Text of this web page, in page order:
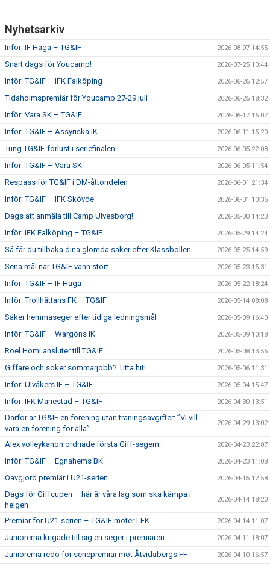
Nyhetsarkiv
Inför: IF Haga – TG&IF 2026-08-07 14:55
Snart dags för Youcamp! 2026-07-25 10:44
Inför: TG&IF – IFK Falköping 2026-06-26 12:57
TIdaholmspremiär för Youcamp 27-29 juli 2026-06-25 18:32
Inför: Vara SK – TG&IF 2026-06-17 16:07
Inför: TG&IF – Assyriska IK 2026-06-11 15:20
Tung TG&IF-förlust i seriefinalen 2026-06-05 22:08
Inför: TG&IF – Vara SK 2026-06-05 11:54
Respass för TG&IF i DM-åttondelen 2026-06-01 21:34
Inför: TG&IF – IFK Skövde 2026-06-01 10:35
Dags att anmäla till Camp Ulvesborg! 2026-05-30 14:23
Inför: IFK Falköping – TG&IF 2026-05-29 14:24
Så får du tillbaka dina glömda saker efter Klassbollen 2026-05-25 14:59
Sena mål när TG&IF vann stort 2026-05-23 15:31
Inför: TG&IF – IF Haga 2026-05-22 18:24
Inför: Trollhättans FK – TG&IF 2026-05-14 08:08
Säker hemmaseger efter tidiga ledningsmål 2026-05-09 16:40
Inför: TG&IF – Wargöns IK 2026-05-09 10:18
Roel Homi ansluter till TG&IF 2026-05-08 13:56
Giffare och söker sommarjobb? Titta hit! 2026-05-06 11:31
Inför: Ulvåkers IF – TG&IF 2026-05-04 15:47
Inför: IFK Mariestad – TG&IF 2026-04-30 13:51
Därför är TG&IF en förening utan träningsavgifter: ”Vi vill
vara en förening för alla”
2026-04-29 13:02
Alex volleykanon ordnade första Giff-segern 2026-04-23 22:07
Inför: TG&IF – Egnahems BK 2026-04-23 11:08
Oavgjord premiär i U21-serien 2026-04-15 12:58
Dags för Giffcupen – här är våra lag som ska kämpa i
helgen
2026-04-14 18:20
Premiär för U21-serien – TG&IF möter LFK 2026-04-14 11:07
Juniorerna krigade till sig en seger i premiären 2026-04-11 18:07
Juniorerna redo för seriepremiär mot Åtvidabergs FF 2026-04-10 16:57